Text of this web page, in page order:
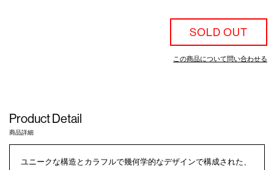
SOLD OUT
この商品について問い合わせる
Product Detail
商品詳細
ユニークな構造とカラフルで幾何学的なデザインで構成された、